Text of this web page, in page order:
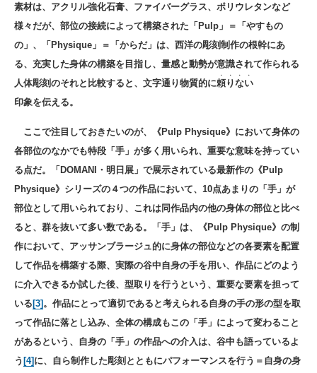
素材は、アクリル強化石膏、ファイバーグラス、ポリウレタンなど
様々だが、部位の接続によって構築された「Pulp」＝「やすもの
の」、「Physique」＝「からだ」は、西洋の彫刻制作の根幹にあ
る、充実した身体の構築を目指し、量感と動勢が意識されて作られる
人体彫刻のそれと比較すると、文字通り物質的に頼りない
・・・・
印象を伝える。
ここで注目しておきたいのが、《Pulp Physique》において身体の
各部位のなかでも特段「手」が多く用いられ、重要な意味を持ってい
る点だ。「DOMANI・明日展」で展示されている最新作の《Pulp
Physique》シリーズの４つの作品において、10点あまりの「手」が
部位として用いられており、これは同作品内の他の身体の部位と比べ
ると、群を抜いて多い数である。「手」は、《Pulp Physique》の制
作において、アッサンブラージュ的に身体の部位などの各要素を配置
して作品を構築する際、実際の谷中自身の手を用い、作品にどのよう
に介入できるか試した後、型取りを行うという、重要な要素を担って
いる [3] 。作品にとって適切であると考えられる自身の手の形の型を取
って作品に落とし込み、全体の構成もこの「手」によって変わること
があるという、自身の「手」の作品への介入は、谷中も語っているよ
う [4] に、自ら制作した彫刻とともにパフォーマンスを行う＝自身の身